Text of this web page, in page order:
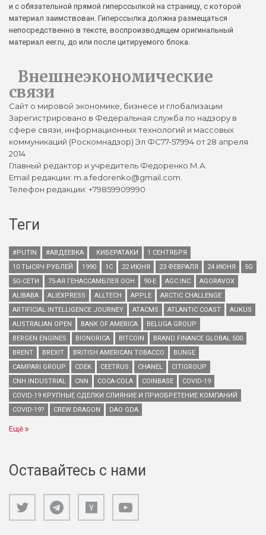
и с обязательной прямой гиперссылкой на страницу, с которой
материал заимствован. Гиперссылка должна размещаться
непосредственно в тексте, воспроизводящем оригинальный
материал eer.ru, до или после цитируемого блока.
Внешнеэкономические
связи
Сайт о мировой экономике, бизнесе и глобализации
Зарегистрировано в Федеральная служба по надзору в
сфере связи, информационных технологий и массовых
коммуникаций (Роскомнадзор) Эл ФС77-57994 от 28 апреля
2014
Главный редактор и учредитель Федоренко М.А.
Email редакции: m.a.fedorenko@gmail.com.
Телефон редакции: +79859909990
Теги
#PUTIN #АВДЕЕВКА . КИБЕРАТАКИ
1 СЕНТЯБРЯ
10 ТЫСЯЧ РУБЛЕЙ
1990 1С 22 ИЮНЯ 23 ФЕВРАЛЯ 24 ИЮНЯ
5G
5G-СЕТИ
75-АЯ ГЕНАССАМБЛЕЯ ООН 90-Е AGC INC
AGORAVOX
ALIBABA
ALIEXPRESS ALLTECH APPLE
ARCTIC CHALLENGE
ARTIFICIAL INTELLIGENCE JOURNEY
ATACMS ATLANTIC COAST
AUKUS
AUSTRALIAN OPEN
BANK OF AMERICA
BELUGA GROUP
BERGEN ENGINES
BIONORICA BITCOIN
BRAND FINANCE GLOBAL 500
BRENT
BREXIT BRITISH AMERICAN TOBACCO
BUNGE
CAMPARI GROUP
CDEK CEETRUS CHANEL
CITIGROUP
CNH INDUSTRIAL
CNN COCA-COLA COINBASE
COVID-19
COVID-19 КРУПНЫЕ СДЕЛКИ СЛИЯНИЕ И ПРИОБРЕТЕНИЕ КОМПАНИЙ
COVID-19?
CREW DRAGON DAO GDA
Ещё
Оставайтесь с нами